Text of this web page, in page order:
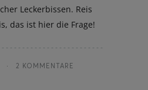
Leckerbissen. Reis
das ist hier die Frage!
2 KOMMENTARE